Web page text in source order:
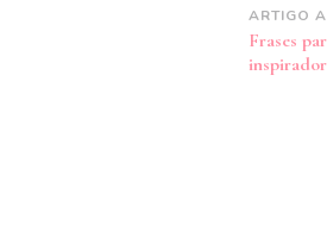
de
post
ARTIGO
Frases